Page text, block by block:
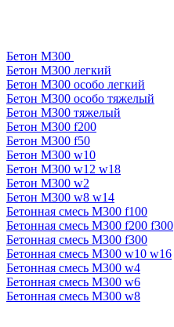
Бетон М300
Бетон М300 легкий
Бетон М300 особо легкий
Бетон М300 особо тяжелый
Бетон М300 тяжелый
Бетон М300 f200
Бетон М300 f50
Бетон М300 w10
Бетон М300 w12 w18
Бетон М300 w2
Бетон М300 w8 w14
Бетонная смесь М300 f100
Бетонная смесь М300 f200 f300
Бетонная смесь М300 f300
Бетонная смесь М300 w10 w16
Бетонная смесь М300 w4
Бетонная смесь М300 w6
Бетонная смесь М300 w8